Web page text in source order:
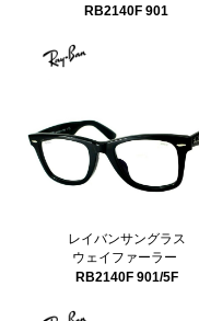
RB2140F 901
レイバンサングラス
ウェイファーラー
RB2140F 901/5F